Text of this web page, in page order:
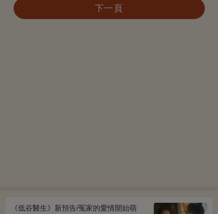
下一頁
《低谷醫生》新預告/冤家的愛情開始萌